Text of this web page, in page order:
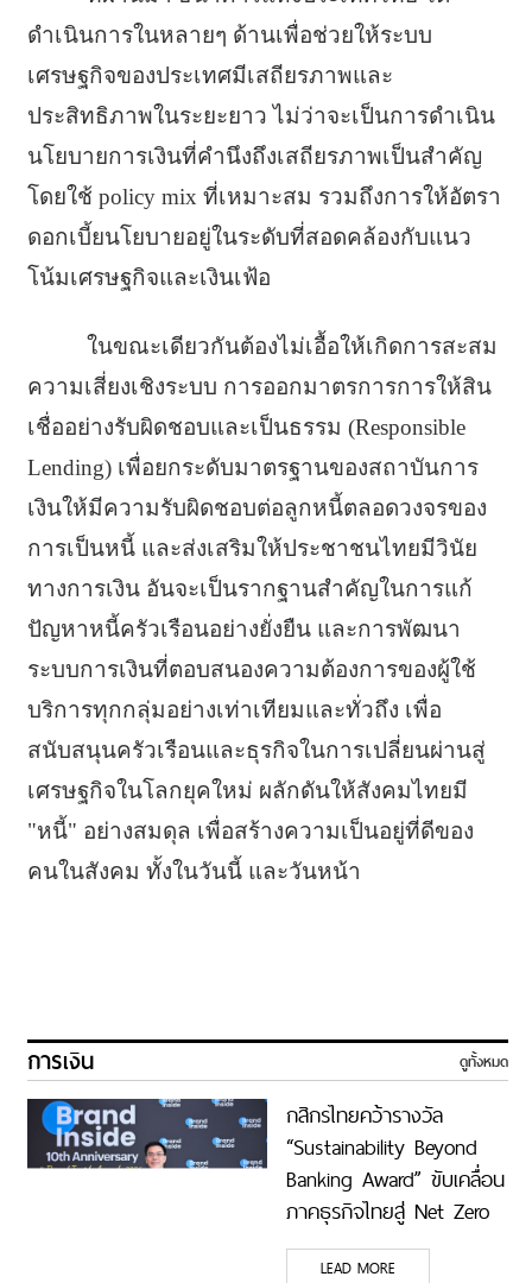
ดำเนินการในหลายๆ ด้านเพื่อช่วยให้ระบบ
เศรษฐกิจของประเทศมีเสถียรภาพและ
ประสิทธิภาพในระยะยาว ไม่ว่าจะเป็นการดำเนิน
นโยบายการเงินที่คำนึงถึงเสถียรภาพเป็นสำคัญ
โดยใช้ policy mix ที่เหมาะสม รวมถึงการให้อัตรา
ดอกเบี้ยนโยบายอยู่ในระดับที่สอดคล้องกับแนว
โน้มเศรษฐกิจและเงินเฟ้อ
ในขณะเดียวกันต้องไม่เอื้อให้เกิดการสะสม
ความเสี่ยงเชิงระบบ การออกมาตรการการให้สิน
เชื่ออย่างรับผิดชอบและเป็นธรรม (Responsible
Lending) เพื่อยกระดับมาตรฐานของสถาบันการ
เงินให้มีความรับผิดชอบต่อลูกหนี้ตลอดวงจรของ
การเป็นหนี้ และส่งเสริมให้ประชาชนไทยมีวินัย
ทางการเงิน อันจะเป็นรากฐานสำคัญในการแก้
ปัญหาหนี้ครัวเรือนอย่างยั่งยืน และการพัฒนา
ระบบการเงินที่ตอบสนองความต้องการของผู้ใช้
บริการทุกกลุ่มอย่างเท่าเทียมและทั่วถึง เพื่อ
สนับสนุนครัวเรือนและธุรกิจในการเปลี่ยนผ่านสู่
เศรษฐกิจในโลกยุคใหม่ ผลักดันให้สังคมไทยมี
"หนี้" อย่างสมดุล เพื่อสร้างความเป็นอยู่ที่ดีของ
คนในสังคม ทั้งในวันนี้ และวันหน้า
การเงิน ดูทั้งหมด
กสิกรไทยคว้ารางวัล
“Sustainability Beyond
Banking Award” ขับเคลื่อน
ภาคธุรกิจไทยสู่ Net Zero
และการเติบโตอย่างยั่งยืน
LEAD MORE